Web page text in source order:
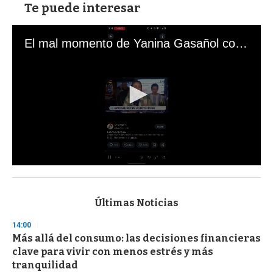
Te puede interesar
El mal momento de Yanina Gasañol con un hincha argentino en "Subrayado"
s
d
s
o
f
3
Últimas Noticias
14:00
Más allá del consumo: las decisiones financieras
clave para vivir con menos estrés y más
tranquilidad